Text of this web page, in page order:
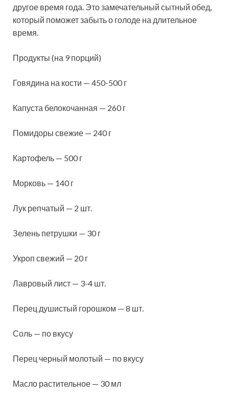
другое время года. Это замечательный сытный обед,
который поможет забыть о голоде на длительное
время.
Продукты (на 9 порций)
Говядина на кости — 450-500 г
Капуста белокочанная — 260 г
Помидоры свежие — 240 г
Картофель — 500 г
Морковь — 140 г
Лук репчатый — 2 шт.
Зелень петрушки — 30 г
Укроп свежий — 20 г
Лавровый лист — 3-4 шт.
Перец душистый горошком — 8 шт.
Соль — по вкусу
Перец черный молотый — по вкусу
Масло растительное — 30 мл